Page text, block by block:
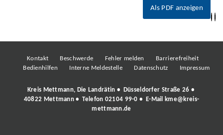
Als PDF anzeigen
Kontakt Beschwerde Fehler melden
Barrierefreiheit
Bedienhilfen
Interne Meldestelle Datenschutz Impressum
Kreis Mettmann, Die Landrätin • Düsseldorfer Straße 26 •
40822 Mettmann • Telefon 02104 99-0 • E-Mail
kme@kreis-
mettmann.de